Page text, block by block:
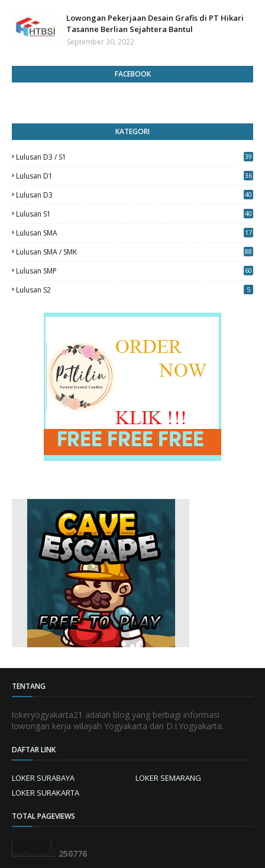
Lowongan Pekerjaan Desain Grafis di PT Hikari
Tasanne Berlian Sejahtera Bantul
September 30, 2022
FACEBOOK
KATEGORI
Lulusan D3 / S1
39
Lulusan D1 36
Lulusan D3
40
Lulusan S1
40
Lulusan SMA 17
Lulusan SMA / SMK
88
Lulusan SMP 60
Lulusan S2 5
TENTANG
lokeryogyakarta21 adalah blog yang berbagi informasi
lowongan kerja wilayah Yogyakarta dan D.I.Yogyakarta.
DAFTAR LINK
LOKER SURABAYA
LOKER SEMARANG
LOKER SURAKARTA
TOTAL PAGEVIEWS
250776